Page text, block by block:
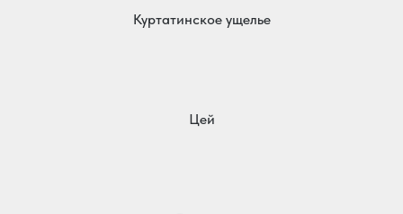
Куртатинское ущелье
Цей